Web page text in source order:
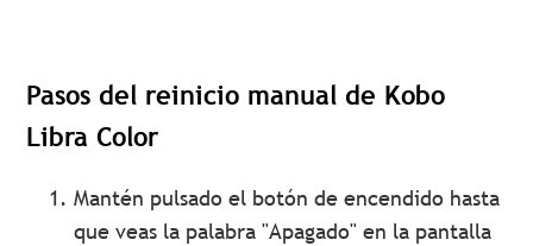
Pasos del reinicio manual de Kobo
Libra Color
Mantén pulsado el botón de encendido hasta
que veas la palabra "Apagado" en la pantalla